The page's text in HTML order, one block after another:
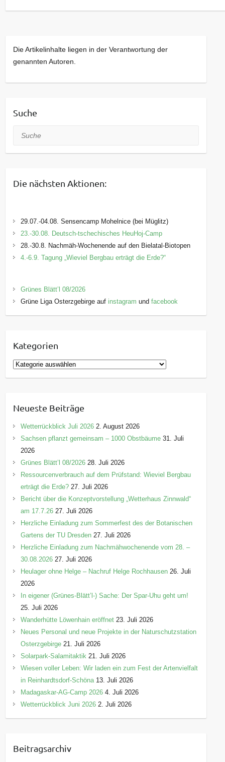
Die Artikelinhalte liegen in der Verantwortung der
genannten Autoren.
Suche
Suche
Die nächsten Aktionen:
29.07.-04.08. Sensencamp Mohelnice (bei Müglitz)
23.-30.08. Deutsch-tschechisches HeuHoj-Camp
28.-30.8. Nachmäh-Wochenende auf den Bielatal-Biotopen
4.-6.9. Tagung „Wieviel Bergbau erträgt die Erde?“
Grünes Blätt’l 08/2026
Grüne Liga Osterzgebirge auf instagram undfacebook
Kategorien
K
a
g
o
r
e
n
Neueste Beiträge
Wetterrückblick Juli 2026 2. August 2026
Sachsen pflanzt gemeinsam – 1000 Obstbäume 31. Juli
2026
Grünes Blätt’l 08/2026 28. Juli 2026
Ressourcenverbrauch auf dem Prüfstand: Wieviel Bergbau
erträgt die Erde? 27. Juli 2026
Bericht über die Konzeptvorstellung „Wetterhaus Zinnwald“
am 17.7.26 27. Juli 2026
Herzliche Einladung zum Sommerfest des der Botanischen
Gartens der TU Dresden 27. Juli 2026
Herzliche Einladung zum Nachmähwochenende vom 28. –
30.08.2026 27. Juli 2026
Heulager ohne Helge – Nachruf Helge Rochhausen 26. Juli
2026
In eigener (Grünes-Blätt’l-) Sache: Der Spar-Uhu geht um!
25. Juli 2026
Wanderhütte Löwenhain eröffnet 23. Juli 2026
Neues Personal und neue Projekte in der Naturschutzstation
Osterzgebirge 21. Juli 2026
Solarpark-Salamitaktik 21. Juli 2026
Wiesen voller Leben: Wir laden ein zum Fest der Artenvielfalt
in Reinhardtsdorf-Schöna 13. Juli 2026
Madagaskar-AG-Camp 2026 4. Juli 2026
Wetterrückblick Juni 2026 2. Juli 2026
Beitragsarchiv